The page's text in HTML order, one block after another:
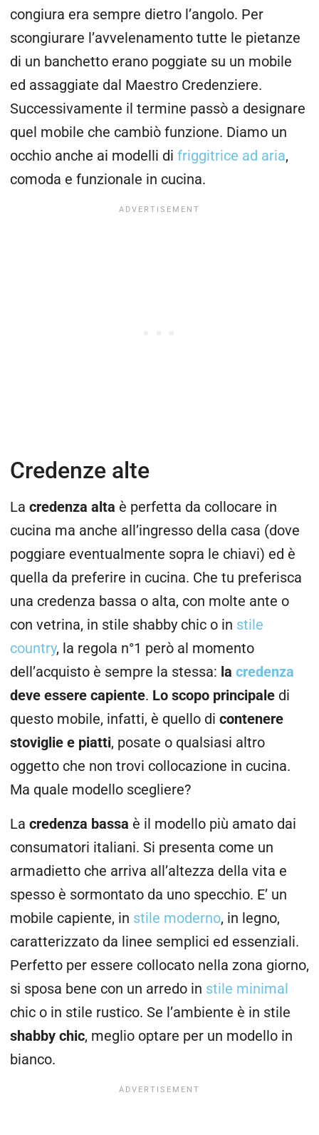
congiura era sempre dietro l’angolo. Per
scongiurare l’avvelenamento tutte le pietanze
di un banchetto erano poggiate su un mobile
ed assaggiate dal Maestro Credenziere.
Successivamente il termine passò a designare
quel mobile che cambiò funzione. Diamo un
occhio anche ai modelli di friggitrice ad aria,
comoda e funzionale in cucina.
Credenze alte
La credenza alta è perfetta da collocare in
cucina ma anche all’ingresso della casa (dove
poggiare eventualmente sopra le chiavi) ed è
quella da preferire in cucina. Che tu preferisca
una credenza bassa o alta, con molte ante o
con vetrina, in stile shabby chic o in stile
country, la regola n°1 però al momento
dell’acquisto è sempre la stessa: la credenza
deve essere capiente. Lo scopo principale di
questo mobile, infatti, è quello di contenere
stoviglie e piatti, posate o qualsiasi altro
oggetto che non trovi collocazione in cucina.
Ma quale modello scegliere?
La credenza bassa è il modello più amato dai
consumatori italiani. Si presenta come un
armadietto che arriva all’altezza della vita e
spesso è sormontato da uno specchio. E’ un
mobile capiente, in stile moderno, in legno,
caratterizzato da linee semplici ed essenziali.
Perfetto per essere collocato nella zona giorno,
si sposa bene con un arredo in stile minimal
chic o in stile rustico. Se l’ambiente è in stile
shabby chic, meglio optare per un modello in
bianco.